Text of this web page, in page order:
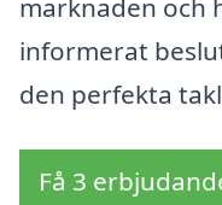
marknaden och
informerat
den perfekta
Få 3